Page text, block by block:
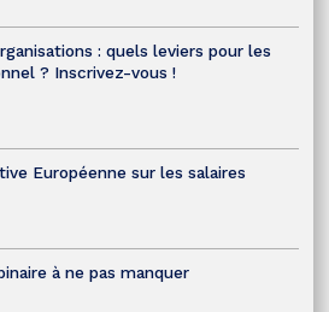
: quels leviers pour les
? Inscrivez-vous !
Européenne sur les salaires
à ne pas manquer